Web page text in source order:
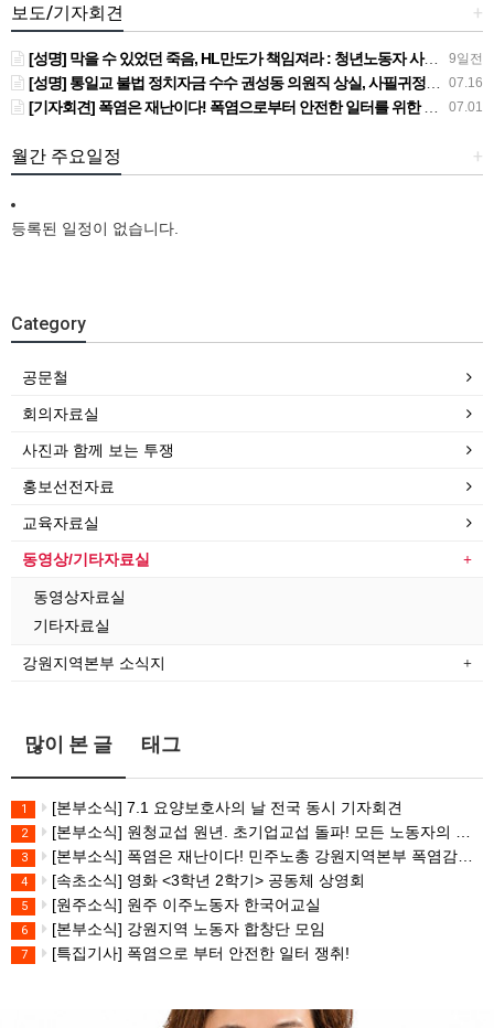
+
보도/기자회견
9일전
[성명] 막을 수 있었던 죽음, HL만도가 책임져라 : 청년노동자 사망사고의 철저한 진상규명과 재발방지 대책 마련하라
07.16
[성명] 통일교 불법 정치자금 수수 권성동 의원직 상실, 사필귀정이다
07.01
[기자회견] 폭염은 재난이다! 폭염으로부터 안전한 일터를 위한 민주노총 강원지역본부 폭염감시단 선포 기자회견
+
월간 주요일정
등록된 일정이 없습니다.
Category
공문철
회의자료실
사진과 함께 보는 투쟁
홍보선전자료
교육자료실
동영상/기타자료실
동영상자료실
기타자료실
강원지역본부 소식지
많이 본 글 태그
1 [본부소식] 7.1 요양보호사의 날 전국 동시 기자회견
2 [본부소식] 원청교섭 원년. 초기업교섭 돌파! 모든 노동자의 노동기본권 쟁취! 민주노총 7.15 총파업대회
3 [본부소식] 폭염은 재난이다! 민주노총 강원지역본부 폭염감시단 선포 기자회견
4 [속초소식] 영화 <3학년 2학기> 공동체 상영회
5 [원주소식] 원주 이주노동자 한국어교실
6 [본부소식] 강원지역 노동자 합창단 모임
7 [특집기사] 폭염으로 부터 안전한 일터 쟁취!